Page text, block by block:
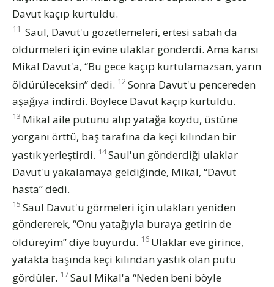
Davut kaçıp kurtuldu.
11 Saul, Davut'u gözetlemeleri, ertesi sabah da
öldürmeleri için evine ulaklar gönderdi. Ama karısı
Mikal Davut'a, “Bu gece kaçıp kurtulamazsan, yarın
öldürüleceksin” dedi. 12 Sonra Davut'u pencereden
aşağıya indirdi. Böylece Davut kaçıp kurtuldu.
13 Mikal aile putunu alıp yatağa koydu, üstüne
yorganı örttü, baş tarafına da keçi kılından bir
yastık yerleştirdi. 14Saul'un gönderdiği ulaklar
Davut'u yakalamaya geldiğinde, Mikal, “Davut
hasta” dedi.
15 Saul Davut'u görmeleri için ulakları yeniden
göndererek, “Onu yatağıyla buraya getirin de
öldüreyim” diye buyurdu. 16 Ulaklar eve girince,
yatakta başında keçi kılından yastık olan putu
gördüler. 17Saul Mikal'a “Neden beni böyle